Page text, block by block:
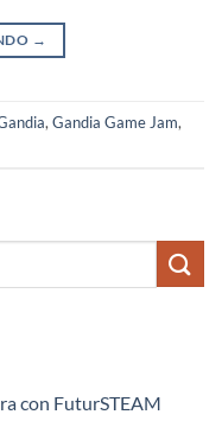
→
, Gandia Game Jam,
con FuturSTEAM